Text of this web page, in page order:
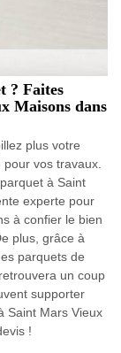
? Faites
Maisons dans
plus votre
vos travaux.
à Saint
experte pour
à confier le bien
plus, grâce à
parquets de
un coup
supporter
Saint Mars Vieux
!